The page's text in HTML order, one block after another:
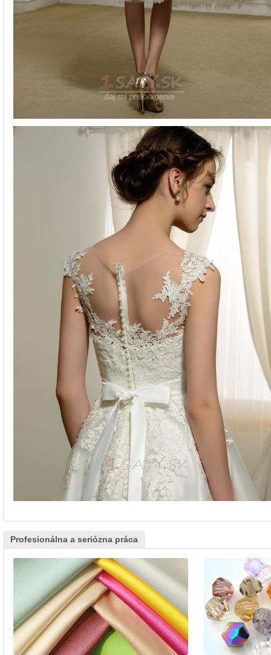
Profesionálna a seriózna práca